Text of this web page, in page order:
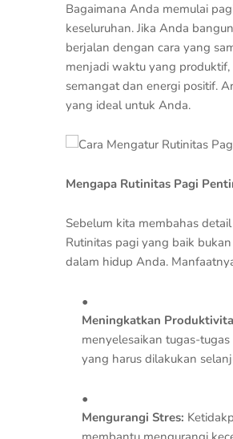
Bagaimana Anda memulai
keseluruhan. Jika Anda
berjalan dengan cara yang
menjadi waktu yang
semangat dan energi positif.
yang ideal untuk Anda.
Mengapa Rutinitas Pagi
Sebelum kita membahas
Rutinitas pagi yang baik
dalam hidup Anda.
Meningkatkan
menyelesaikan tugas-
yang harus dilakukan
Mengurangi Stres: